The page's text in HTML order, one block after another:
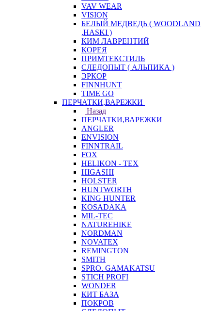
VAV WEAR
VISION
БЕЛЫЙ МЕДВЕДЬ ( WOODLAND
,HASKI )
КИМ ЛАВРЕНТИЙ
КОРЕЯ
ПРИМТЕКСТИЛЬ
СЛЕДОПЫТ ( АЛЬПИКА )
ЭРКОР
FINNHUNT
TIME GO
ПЕРЧАТКИ,ВАРЕЖКИ
Назад
ПЕРЧАТКИ,ВАРЕЖКИ
ANGLER
ENVISION
FINNTRAIL
FOX
HELIKON - TEX
HIGASHI
HOLSTER
HUNTWORTH
KING HUNTER
KOSADAKA
MIL-TEC
NATUREHIKE
NORDMAN
NOVATEX
REMINGTON
SMITH
SPRO. GAMAKATSU
STICH PROFI
WONDER
КИТ БАЗА
ПОКРОВ